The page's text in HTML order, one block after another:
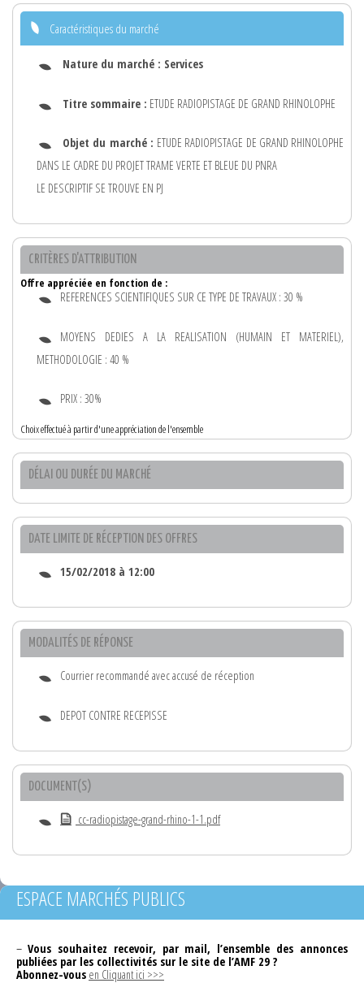
Caractéristiques du marché
Nature du marché : Services
Titre sommaire : ETUDE RADIOPISTAGE DE GRAND RHINOLOPHE
Objet du marché : ETUDE RADIOPISTAGE DE GRAND RHINOLOPHE
DANS LE CADRE DU PROJET TRAME VERTE ET BLEUE DU PNRA
LE DESCRIPTIF SE TROUVE EN PJ
CRITÈRES D'ATTRIBUTION
Offre appréciée en fonction de :
REFERENCES SCIENTIFIQUES SUR CE TYPE DE TRAVAUX : 30 %
MOYENS DEDIES A LA REALISATION (HUMAIN ET MATERIEL),
METHODOLOGIE : 40 %
PRIX : 30%
Choix effectué à partir d'une appréciation de l'ensemble
DÉLAI OU DURÉE DU MARCHÉ
DATE LIMITE DE RÉCEPTION DES OFFRES
15/02/2018 à 12:00
MODALITÉS DE RÉPONSE
Courrier recommandé avec accusé de réception
DEPOT CONTRE RECEPISSE
DOCUMENT(S)
cc-radiopistage-grand-rhino-1-1.pdf
ESPACE MARCHÉS PUBLICS
– Vous souhaitez recevoir, par mail, l’ensemble des annonces
publiées par les collectivités sur le site de l’AMF 29 ?
Abonnez-vous en Cliquant ici >>>